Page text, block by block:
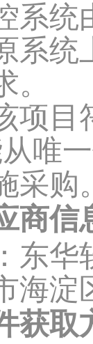
系统
系统
项目
唯
采购
商信
东华
海淀
获取